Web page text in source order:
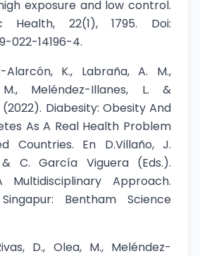
exposure and low control.
Health, 22(1), 1795. Doi:
022-14196-4.
Alarcón, K., Labraña, A. M.,
Meléndez-Illanes, L. &
Diabesity: Obesity And
As A Real Health Problem
Countries. En D.Villaño, J.
C. García Viguera (Eds.).
Multidisciplinary Approach.
Bentham Science
D., Olea, M., Meléndez-